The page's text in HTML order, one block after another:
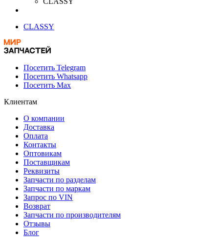
CLASSY
Посетить Telegram
Посетить Whatsapp
Посетить Max
Клиентам
О компании
Доставка
Оплата
Контакты
Оптовикам
Поставщикам
Реквизиты
Запчасти по разделам
Запчасти по маркам
Запрос по VIN
Возврат
Запчасти по производителям
Отзывы
Блог